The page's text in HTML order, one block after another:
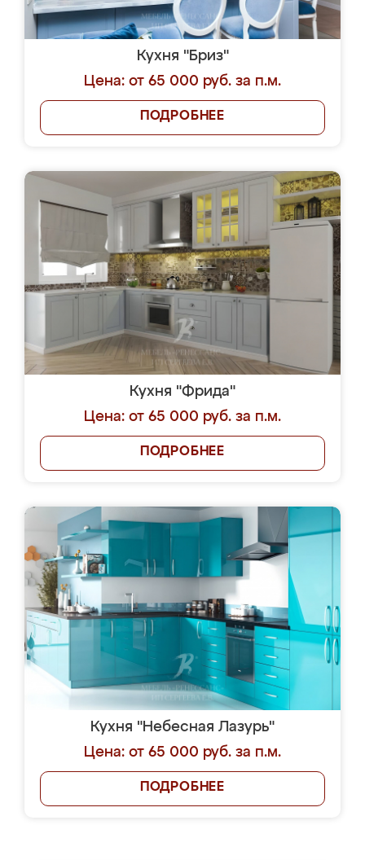
Кухня "Бриз"
Цена: от 65 000 руб. за п.м.
ПОДРОБНЕЕ
Кухня "Фрида"
Цена: от 65 000 руб. за п.м.
ПОДРОБНЕЕ
Кухня "Небесная Лазурь"
Цена: от 65 000 руб. за п.м.
ПОДРОБНЕЕ